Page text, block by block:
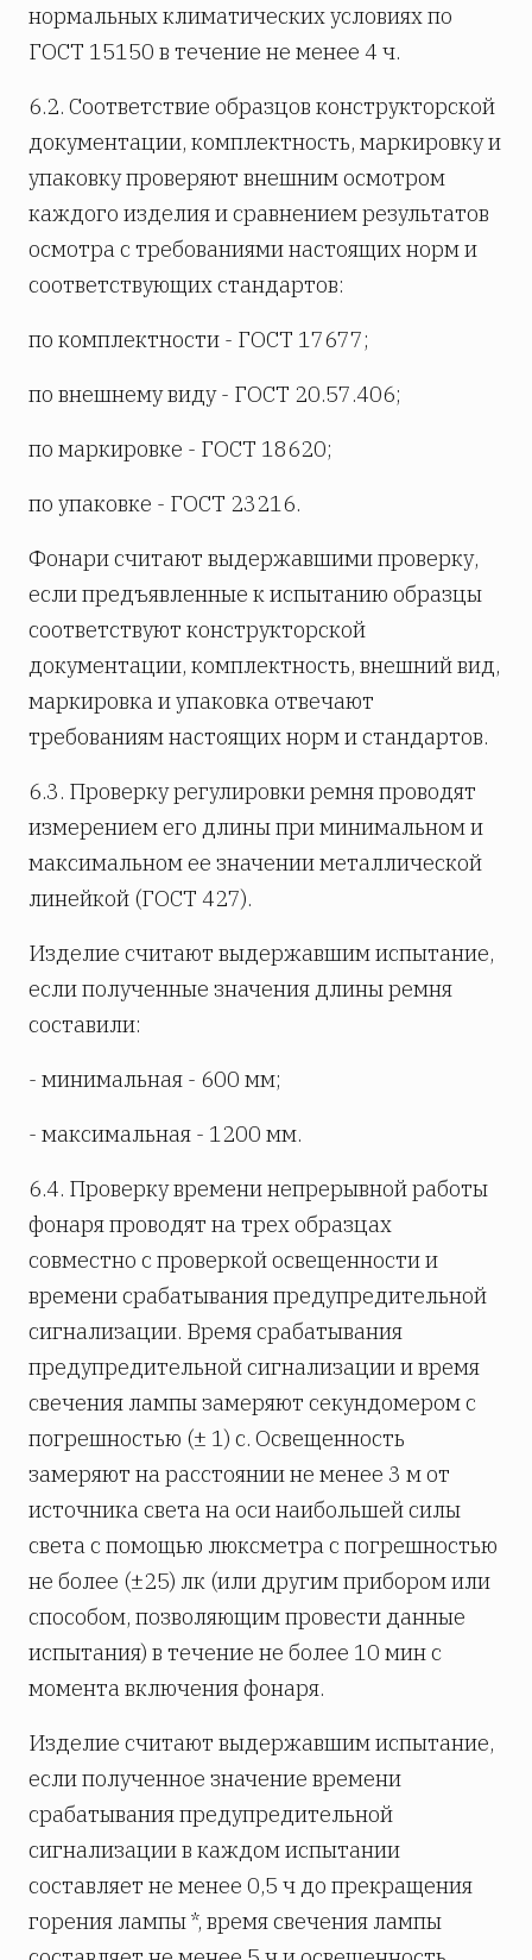
нормальных климатических условиях по
ГОСТ 15150 в течение не менее 4 ч.
6.2. Соответствие образцов конструкторской
документации, комплектность, маркировку и
упаковку проверяют внешним осмотром
каждого изделия и сравнением результатов
осмотра с требованиями настоящих норм и
соответствующих стандартов:
по комплектности - ГОСТ 17677;
по внешнему виду - ГОСТ 20.57.406;
по маркировке - ГОСТ 18620;
по упаковке - ГОСТ 23216.
Фонари считают выдержавшими проверку,
если предъявленные к испытанию образцы
соответствуют конструкторской
документации, комплектность, внешний вид,
маркировка и упаковка отвечают
требованиям настоящих норм и стандартов.
6.3. Проверку регулировки ремня проводят
измерением его длины при минимальном и
максимальном ее значении металлической
линейкой (ГОСТ 427).
Изделие считают выдержавшим испытание,
если полученные значения длины ремня
составили:
- минимальная - 600 мм;
- максимальная - 1200 мм.
6.4. Проверку времени непрерывной работы
фонаря проводят на трех образцах
совместно с проверкой освещенности и
времени срабатывания предупредительной
сигнализации. Время срабатывания
предупредительной сигнализации и время
свечения лампы замеряют секундомером с
погрешностью (± 1) с. Освещенность
замеряют на расстоянии не менее 3 м от
источника света на оси наибольшей силы
света с помощью люксметра с погрешностью
не более (±25) лк (или другим прибором или
способом, позволяющим провести данные
испытания) в течение не более 10 мин с
момента включения фонаря.
Изделие считают выдержавшим испытание,
если полученное значение времени
срабатывания предупредительной
сигнализации в каждом испытании
составляет не менее 0,5 ч до прекращения
горения лампы *, время свечения лампы